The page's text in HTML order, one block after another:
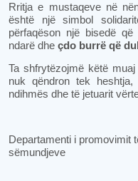
Rritja e mustaqeve në
është një simbol
përfaqëson një bisedë
ndarë dhe çdo burrë që
Ta shfrytëzojmë këtë
nuk qëndron tek
ndihmës dhe të jetuarit
Departamenti i promovimit
sëmundjeve